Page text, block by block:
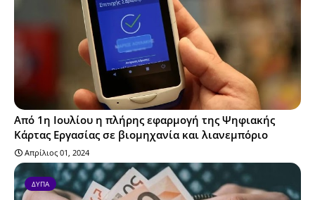
Από 1η Ιουλίου η πλήρης εφαρμογή της Ψηφιακής
Κάρτας Εργασίας σε βιομηχανία και λιανεμπόριο
Απρίλιος 01, 2024
ΔΥΠΑ